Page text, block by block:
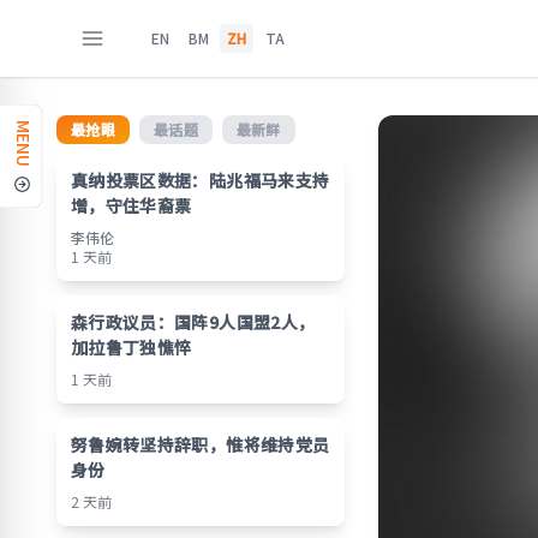
EN BM ZH TA
MENU 最抢眼 最话题 最新鲜
真纳投票区数据：陆兆福马来支持
增，守住华裔票
李伟伦
1 天前
森行政议员：国阵9人国盟2人，
加拉鲁丁独憔悴
1 天前
努鲁婉转坚持辞职，惟将维持党员
身份
2 天前